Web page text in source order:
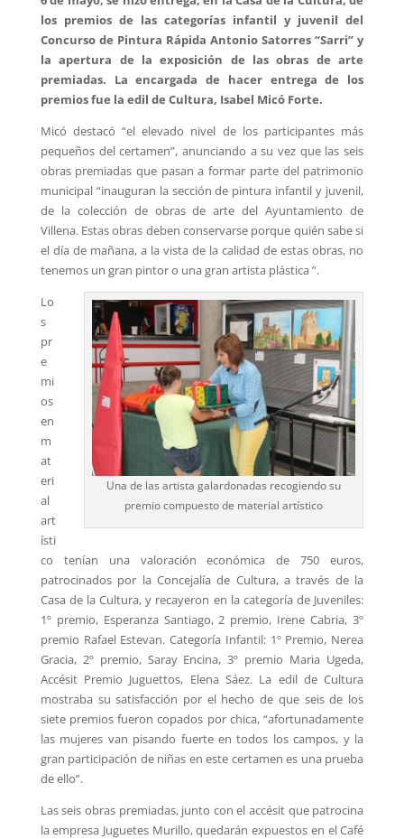
los premios de las categorías infantil y juvenil del
Concurso de Pintura Rápida Antonio Satorres “Sarri” y
la apertura de la exposición de las obras de arte
premiadas. La encargada de hacer entrega de los
premios fue la edil de Cultura, Isabel Micó Forte.
Micó destacó “el elevado nivel de los participantes más
pequeños del certamen”, anunciando a su vez que las seis
obras premiadas que pasan a formar parte del patrimonio
municipal “inauguran la sección de pintura infantil y juvenil,
de la colección de obras de arte del Ayuntamiento de
Villena. Estas obras deben conservarse porque quién sabe si
el día de mañana, a la vista de la calidad de estas obras, no
tenemos un gran pintor o una gran artista plástica ”.
Una de las artista galardonadas recogiendo su
premio compuesto de material artístico
Lo
s
pr
e
mi
os
en
m
at
eri
al
art
ísti
co tenían una valoración económica de 750 euros,
patrocinados por la Concejalía de Cultura, a través de la
Casa de la Cultura, y recayeron en la categoría de Juveniles:
1º premio, Esperanza Santiago, 2 premio, Irene Cabria, 3º
premio Rafael Estevan. Categoría Infantil: 1º Premio, Nerea
Gracia, 2º premio, Saray Encina, 3º premio Maria Ugeda,
Accésit Premio Juguettos, Elena Sáez. La edil de Cultura
mostraba su satisfacción por el hecho de que seis de los
siete premios fueron copados por chica, “afortunadamente
las mujeres van pisando fuerte en todos los campos, y la
gran participación de niñas en este certamen es una prueba
de ello”.
Las seis obras premiadas, junto con el accésit que patrocina
la empresa Juguetes Murillo, quedarán expuestos en el Café